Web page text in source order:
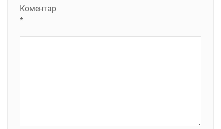
Коментар
*